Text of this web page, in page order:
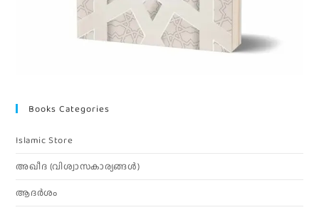
Books Categories
Islamic Store
അഖീദ (വിശ്വാസകാര്യങ്ങള്‍)
ആദര്‍ശം